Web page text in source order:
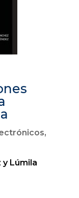
,
y Lúmila